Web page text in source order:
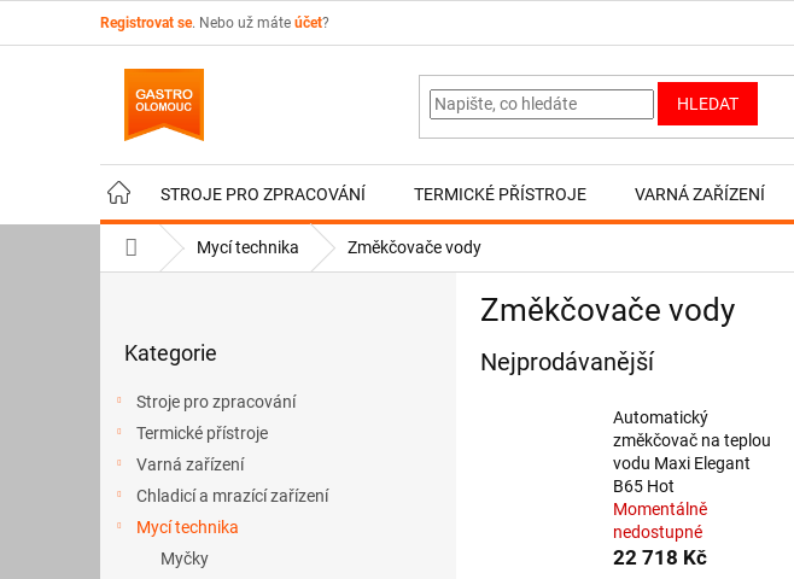
Registrovat se. Nebo už máte účet?
HLEDAT
STROJE PRO ZPRACOVÁNÍ TERMICKÉ PŘÍSTROJE VARNÁ ZAŘÍZENÍ
Domů Mycí technika Změkčovače vody
kategorie
Kategorie
Stroje pro zpracování
Termické přístroje
Varná zařízení
Chladicí a mrazící zařízení
Mycí technika
Myčky
Změkčovače vody
Nejprodávanější
Automatický
změkčovač na teplou
vodu Maxi Elegant
B65 Hot
Momentálně
nedostupné
22 718 Kč